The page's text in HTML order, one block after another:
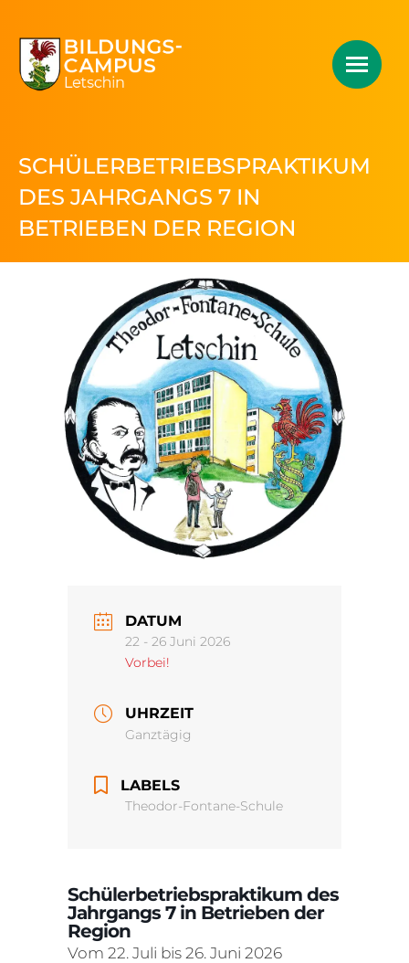
SCHÜLERBETRIEBSPRAKTIKUM
DES JAHRGANGS 7 IN
BETRIEBEN DER REGION
DATUM
22 - 26 Juni 2026
Vorbei!
UHRZEIT
Ganztägig
LABELS
Theodor-Fontane-Schule
Schülerbetriebspraktikum des
Jahrgangs 7 in Betrieben der
Region
Vom 22. Juli bis 26. Juni 2026